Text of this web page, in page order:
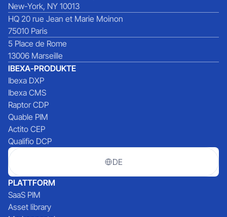
New-York, NY 10013
HQ 20 rue Jean et Marie Moinon
75010 Paris
5 Place de Rome
13006 Marseille
IBEXA-PRODUKTE
Ibexa DXP
Ibexa CMS
Raptor CDP
Quable PIM
Actito CEP
Qualifio DCP
DE
PLATTFORM
SaaS PIM
Asset library